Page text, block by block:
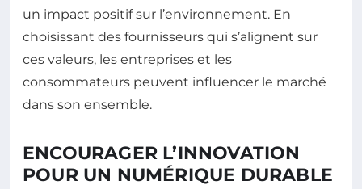
un impact positif sur l’environnement. En
choisissant des fournisseurs qui s’alignent sur
ces valeurs, les entreprises et les
consommateurs peuvent influencer le marché
dans son ensemble.
ENCOURAGER L’INNOVATION
POUR UN NUMÉRIQUE DURABLE